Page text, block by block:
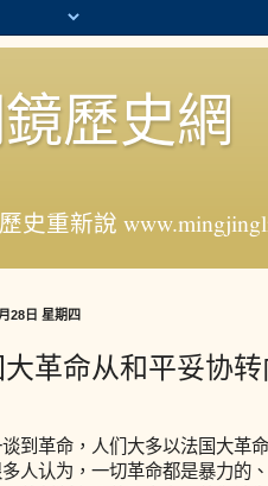
歷史網
史重新說
28日 星期四
革命从和平妥协
革命，人们大多以法国大革命
人认为，一切革命都是暴力的